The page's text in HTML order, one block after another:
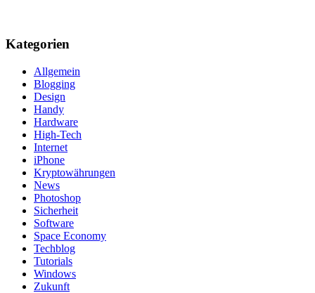
Kategorien
Allgemein
Blogging
Design
Handy
Hardware
High-Tech
Internet
iPhone
Kryptowährungen
News
Photoshop
Sicherheit
Software
Space Economy
Techblog
Tutorials
Windows
Zukunft